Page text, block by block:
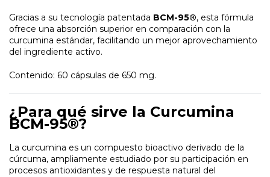
Gracias a su tecnología patentada BCM-95®, esta fórmula
ofrece una absorción superior en comparación con la
curcumina estándar, facilitando un mejor aprovechamiento
del ingrediente activo.
Contenido: 60 cápsulas de 650 mg.
¿Para qué sirve la Curcumina
BCM-95®?
La curcumina es un compuesto bioactivo derivado de la
cúrcuma, ampliamente estudiado por su participación en
procesos antioxidantes y de respuesta natural del